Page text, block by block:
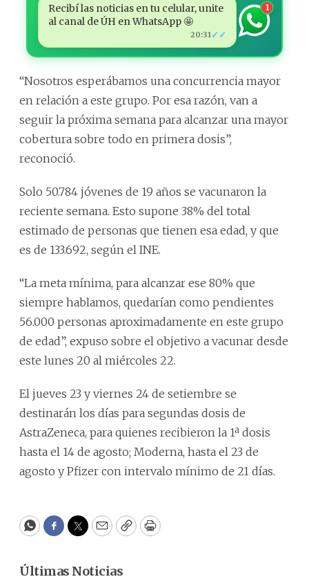
Recibí las noticias en tu celular, unite
al canal de ÚH en WhatsApp 🤩
20:31 ✓✓
1
“Nosotros esperábamos una concurrencia mayor
en relación a este grupo. Por esa razón, van a
seguir la próxima semana para alcanzar una mayor
cobertura sobre todo en primera dosis”,
reconoció.
Solo 50.784 jóvenes de 19 años se vacunaron la
reciente semana. Esto supone 38% del total
estimado de personas que tienen esa edad, y que
es de 133.692, según el INE.
“La meta mínima, para alcanzar ese 80% que
siempre hablamos, quedarían como pendientes
56.000 personas aproximadamente en este grupo
de edad”, expuso sobre el objetivo a vacunar desde
este lunes 20 al miércoles 22.
El jueves 23 y viernes 24 de setiembre se
destinarán los días para segundas dosis de
AstraZeneca, para quienes recibieron la 1ª dosis
hasta el 14 de agosto; Moderna, hasta el 23 de
agosto y Pfizer con intervalo mínimo de 21 días.
WhatsApp
Facebook
Twitter
EmailCopyPrint
Últimas Noticias